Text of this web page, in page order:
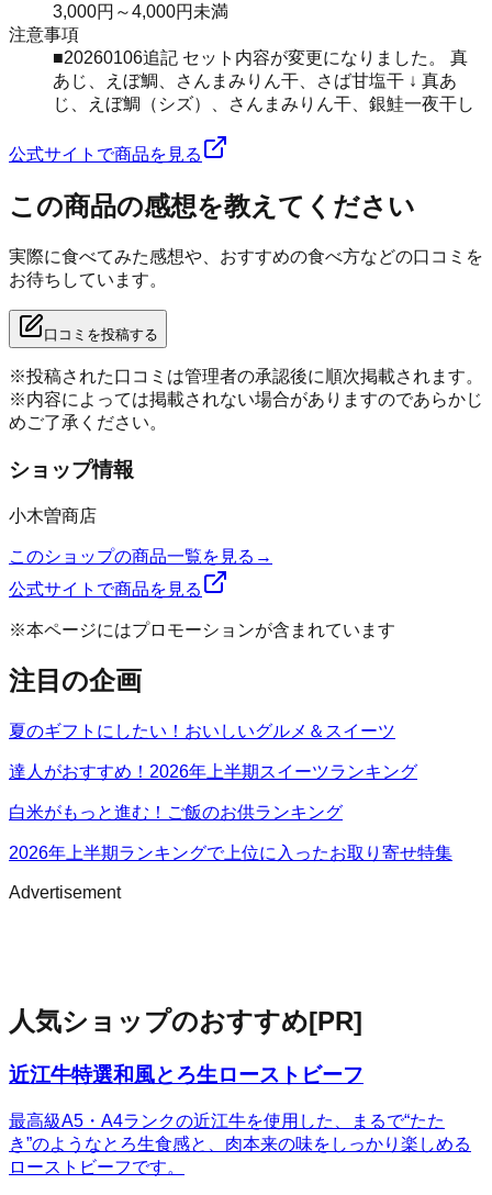
3,000円～4,000円未満
注意事項
■20260106追記 セット内容が変更になりました。 真
あじ、えぼ鯛、さんまみりん干、さば甘塩干 ↓ 真あ
じ、えぼ鯛（シズ）、さんまみりん干、銀鮭一夜干し
公式サイトで商品を見る
この商品の感想を教えてください
実際に食べてみた感想や、おすすめの食べ方などの口コミを
お待ちしています。
口コミを投稿する
※投稿された口コミは管理者の承認後に順次掲載されます。
※内容によっては掲載されない場合がありますのであらかじ
めご了承ください。
ショップ情報
小木曽商店
このショップの商品一覧を見る →
公式サイトで商品を見る
※本ページにはプロモーションが含まれています
注目の企画
夏のギフトにしたい！おいしいグルメ＆スイーツ
達人がおすすめ！2026年上半期スイーツランキング
白米がもっと進む！ご飯のお供ランキング
2026年上半期ランキングで上位に入ったお取り寄せ特集
Advertisement
人気ショップのおすすめ[PR]
近江牛特選和風とろ生ローストビーフ
最高級A5・A4ランクの近江牛を使用した、まるで“たた
き”のようなとろ生食感と、肉本来の味をしっかり楽しめる
ローストビーフです。